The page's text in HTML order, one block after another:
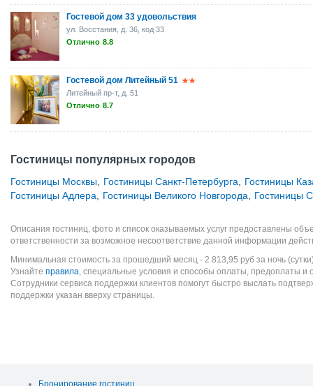
Гостевой дом 33 удовольствия
ул. Восстания, д. 36, код 33
Отлично 8.8
Гостевой дом Литейный 51
Литейный пр-т, д. 51
Отлично 8.7
Гостиницы популярных городов
Гостиницы Москвы Гостиницы Санкт-Петербурга
Гостиницы
Гостиницы Адлера
Гостиницы Великого Новгорода Гостиницы
Описания гостиниц, фото и список оказываемых услуг предоставлены
ответственности за возможное несоответствие данной информации
Минимальная стоимость за прошедший месяц - 2 813,95 руб за ночь
Узнайте правила, специальные условия и способы оплаты, предоплаты и
Сотрудники сервиса поддержки клиентов помогут быстро выслать
поддержки указан вверху страницы.
Бронирование гостиниц